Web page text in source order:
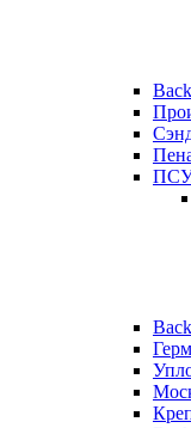
Back
Back